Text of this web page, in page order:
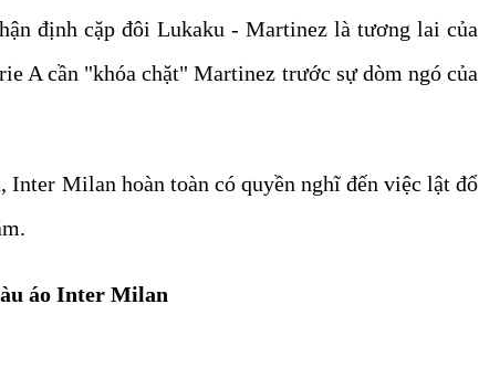
định cặp đôi Lukaku - Martinez là tương lai của
A cần "khóa chặt" Martinez trước sự dòm ngó của
Inter Milan hoàn toàn có quyền nghĩ đến việc lật đổ
áo Inter Milan